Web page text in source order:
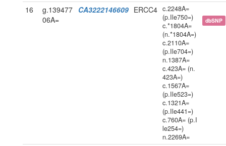
16
g.139477
06A=
CA3222146609 ERCC4 c.2248A=
(p.Ile750=)
c.*1804A=
(n.*1804A=)
c.2110A=
(p.Ile704=)
n.1387A=
c.423A= (n.
423A=)
c.1567A=
(p.Ile523=)
c.1321A=
(p.Ile441=)
c.760A= (p.I
le254=)
n.2269A=
dbSNP